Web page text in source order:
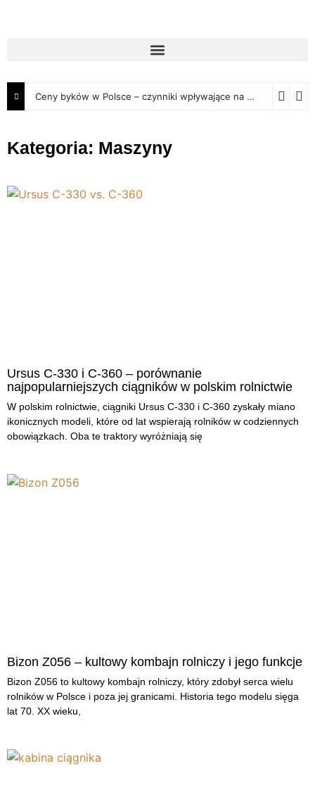
Ceny byków w Polsce – czynniki wpływające na wartość rynkową
Kategoria: Maszyny
Ursus C-330 i C-360 – porównanie
najpopularniejszych ciągników w polskim rolnictwie
W polskim rolnictwie, ciągniki Ursus C-330 i C-360 zyskały miano
ikonicznych modeli, które od lat wspierają rolników w codziennych
obowiązkach. Oba te traktory wyróżniają się
Bizon Z056 – kultowy kombajn rolniczy i jego funkcje
Bizon Z056 to kultowy kombajn rolniczy, który zdobył serca wielu
rolników w Polsce i poza jej granicami. Historia tego modelu sięga
lat 70. XX wieku,